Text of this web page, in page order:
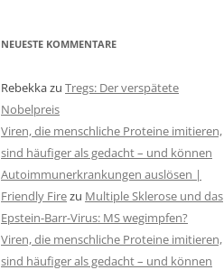
NEUESTE KOMMENTARE
Rebekkazu Tregs: Der verspätete
Nobelpreis
Viren, die menschliche Proteine imitieren,
sind häufiger als gedacht – und können
Autoimmunerkrankungen auslösen |
Friendly Firezu Multiple Sklerose und das
Epstein-Barr-Virus: MS wegimpfen?
Viren, die menschliche Proteine imitieren,
sind häufiger als gedacht – und können